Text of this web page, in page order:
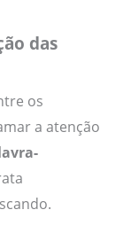
das
os
a atenção